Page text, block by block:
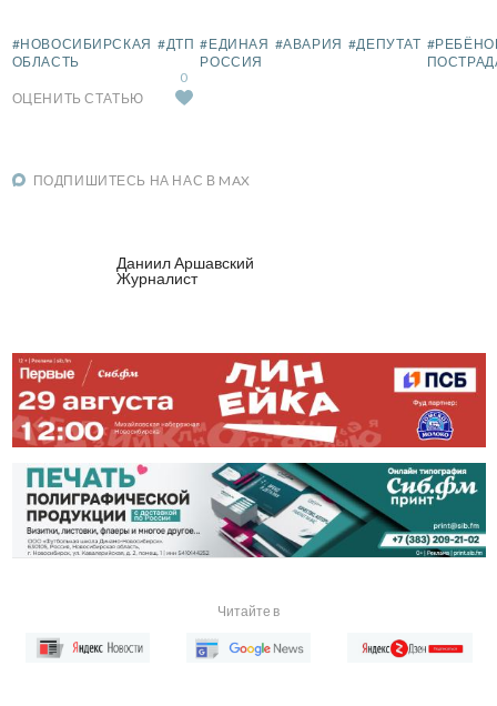
#НОВОСИБИРСКАЯ
ОБЛАСТЬ
#ДТП #ЕДИНАЯ
РОССИЯ
#АВАРИЯ #ДЕПУТАТ
ОЦЕНИТЬ СТАТЬЮ
0
ПОДПИШИТЕСЬ НА НАС В MAX
Даниил Аршавский
Журналист
Читайте в